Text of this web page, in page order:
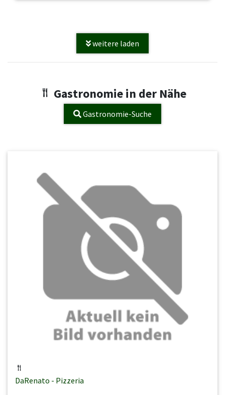
weitere laden
Gastronomie in der Nähe
Gastronomie-Suche
DaRenato - Pizzeria